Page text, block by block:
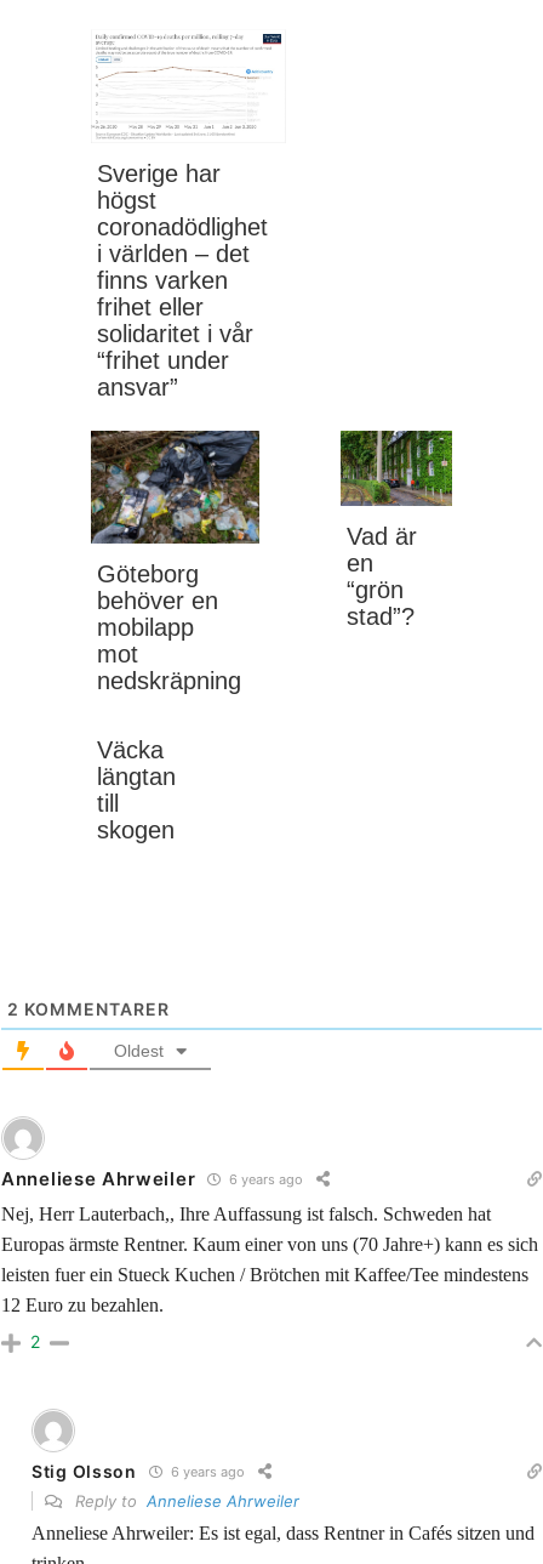
Sverige har
högst
coronadödlighet
i världen – det
finns varken
frihet eller
solidaritet i vår
“frihet under
ansvar”
Göteborg
behöver en
mobilapp
mot
nedskräpning
Vad är
en
“grön
stad”?
Väcka
längtan
till
skogen
2 KOMMENTARER
Oldest
Anneliese Ahrweiler 6 years ago
Nej, Herr Lauterbach,, Ihre Auffassung ist falsch. Schweden hat
Europas ärmste Rentner. Kaum einer von uns (70 Jahre+) kann es sich
leisten fuer ein Stueck Kuchen / Brötchen mit Kaffee/Tee mindestens
12 Euro zu bezahlen.
2
Stig Olsson 6 years ago
Reply to Anneliese Ahrweiler
Anneliese Ahrweiler: Es ist egal, dass Rentner in Cafés sitzen und